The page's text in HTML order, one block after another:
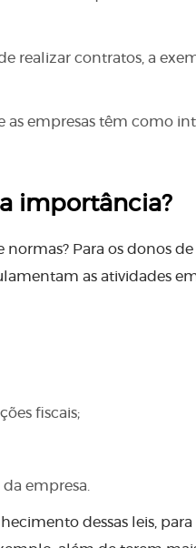
realizar contratos, a
as empresas têm como
importância?
Para os donos
as atividades
fiscais;
empresa.
dessas leis,